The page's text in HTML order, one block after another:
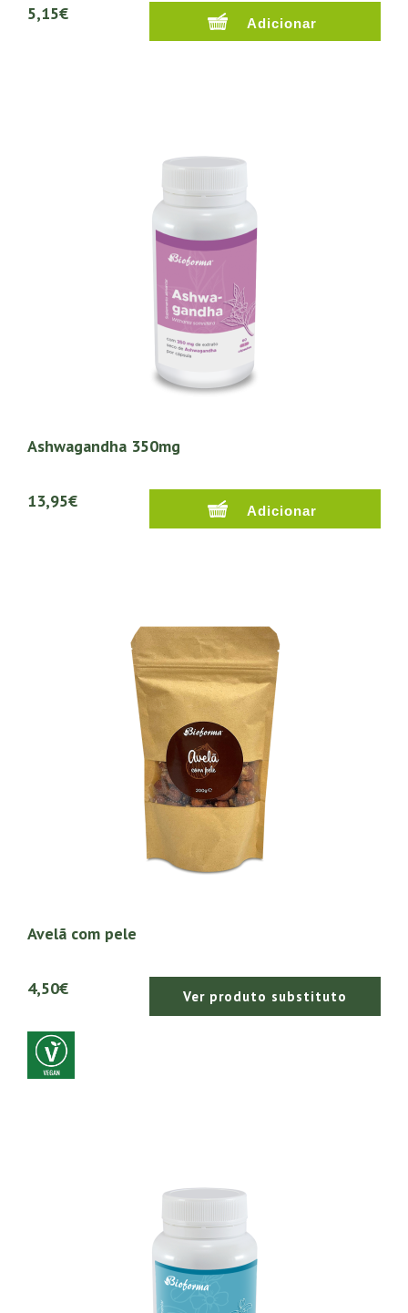
5,15€
Ashwagandha 350mg
13,95€
Avelã com pele
4,50€ Ver produto substituto